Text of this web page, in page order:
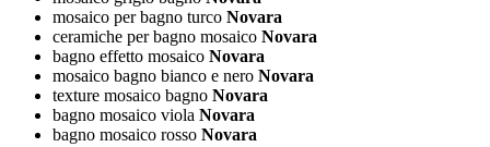
mosaico per bagno turco Novara
ceramiche per bagno mosaico Novara
bagno effetto mosaico Novara
mosaico bagno bianco e nero Novara
texture mosaico bagno Novara
bagno mosaico viola Novara
bagno mosaico rosso Novara